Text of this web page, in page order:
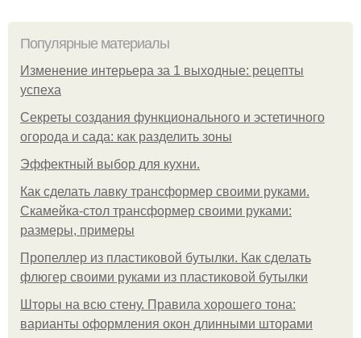
Популярные материалы
Изменение интерьера за 1 выходные: рецепты
успеха
Секреты создания функционального и эстетичного
огорода и сада: как разделить зоны
Эффектный выбор для кухни.
Как сделать лавку трансформер своими руками.
Скамейка-стол трансформер своими руками:
размеры, примеры
Пропеллер из пластиковой бутылки. Как сделать
флюгер своими руками из пластиковой бутылки
Шторы на всю стену. Правила хорошего тона:
варианты оформления окон длинными шторами